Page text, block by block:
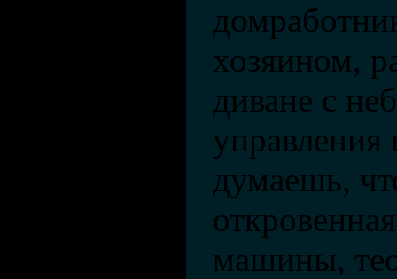
хозяином,
диване с
управления
думаешь,
машины,